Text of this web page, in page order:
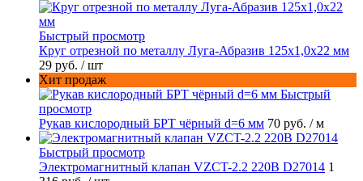
Быстрый просмотр
Круг отрезной по металлу Луга-Абразив 125x1,0x22 мм
29 руб. / шт
Хит продаж
Быстрый
просмотр
Рукав кислородный БРТ чёрный d=6 мм 70 руб. / м
Быстрый просмотр
Электромагнитный клапан VZCT-2.2 220В D27014 1